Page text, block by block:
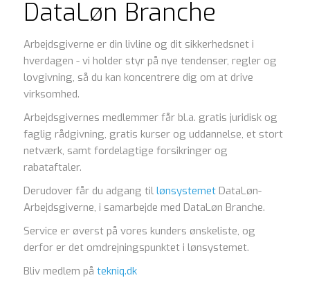
DataLøn Branche
Arbejdsgiverne er din livline og dit sikkerhedsnet i
hverdagen - vi holder styr på nye tendenser, regler og
lovgivning, så du kan koncentrere dig om at drive
virksomhed.
Arbejdsgivernes medlemmer får bl.a. gratis juridisk og
faglig rådgivning, gratis kurser og uddannelse, et stort
netværk, samt fordelagtige forsikringer og
rabataftaler.
Derudover får du adgang til lønsystemetDataLøn-
Arbejdsgiverne, i samarbejde med DataLøn Branche.
Service er øverst på vores kunders ønskeliste, og
derfor er det omdrejningspunktet i lønsystemet.
Bliv medlem på tekniq.dk